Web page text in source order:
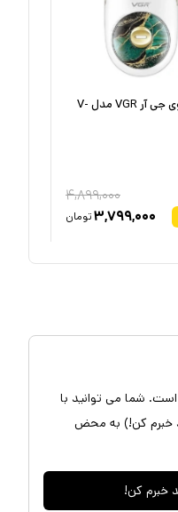
اپیلاتور وی جی آر VGR مدل V-
۴,۸۹۹,۰۰۰
۳,۷۹۹,۰۰۰تومان
شما می توانید با
خبرم کن!) به محض
خبرم کن!